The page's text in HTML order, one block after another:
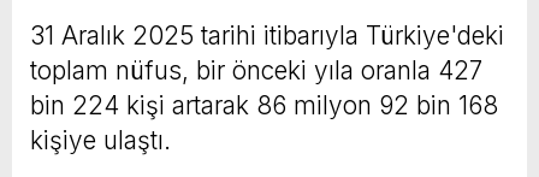
31 Aralık 2025 tarihi itibarıyla Türkiye'deki
toplam nüfus, bir önceki yıla oranla 427
bin 224 kişi artarak 86 milyon 92 bin 168
kişiye ulaştı.